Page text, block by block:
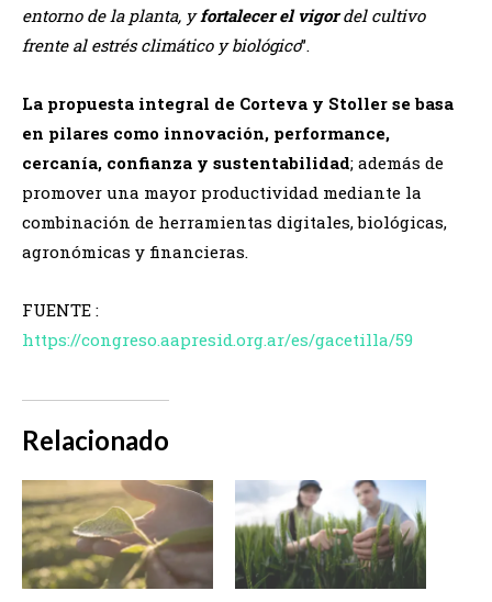
entorno de la planta, yfortalecer el vigordel cultivo
frente al estrés climático y biológico”.
La propuesta integral de Corteva y Stoller se basa
en pilares como innovación, performance,
cercanía, confianza y sustentabilidad; además de
promover una mayor productividad mediante la
combinación de herramientas digitales, biológicas,
agronómicas y financieras.
FUENTE :
https://congreso.aapresid.org.ar/es/gacetilla/59
Relacionado